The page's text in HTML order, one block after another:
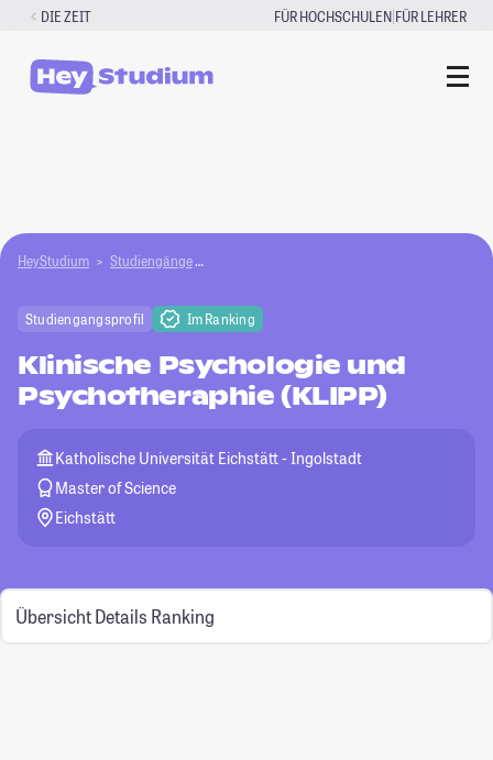
Zum
springen
DIE ZEIT FÜR HOCHSCHULEN|FÜR LEHRER
HeyStudium Studiengänge Klinische Psychologie und Psychotheraphie
Studiengangsprofil Im Ranking
Klinische Psychologie und
Psychotheraphie (KLIPP)
Katholische Universität Eichstätt - Ingolstadt
Master of Science
Eichstätt
Übersicht Details Ranking